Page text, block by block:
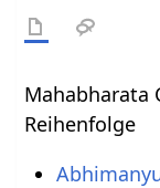
Mahabharata
Reihenfolge